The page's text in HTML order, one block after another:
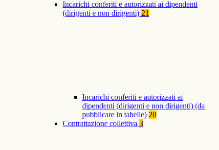
Incarichi conferiti e autorizzati ai dipendenti
(dirigenti e non dirigenti) 21
Incarichi conferiti e autorizzati ai
dipendenti (dirigenti e non dirigenti) (da
pubblicare in tabelle) 20
Contrattazione collettiva 3